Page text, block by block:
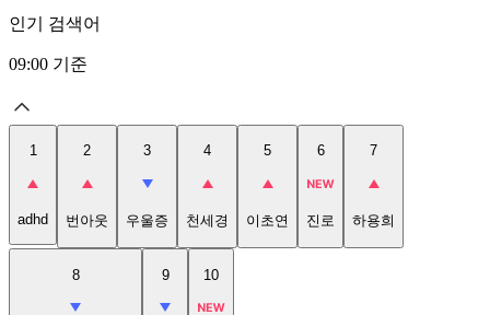
인기 검색어
09:00 기준
1
adhd
2
번아웃
3
우울증
4
천세경
5
이초연
6
진로
7
하용희
8 9 10